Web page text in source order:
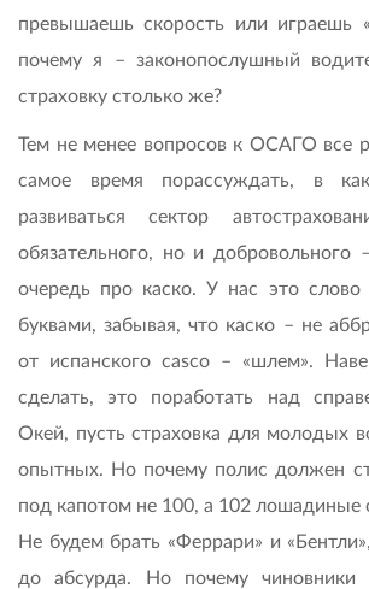
превышаешь скорость или играешь
почему я – законопослушный
страховку столько же?
Тем не менее вопросов к ОСАГО все
самое время порассуждать, в
развиваться сектор
обязательного, но и
очередь про каско. У нас это
буквами, забывая, что каско – не
от испанского casco – «шлем».
сделать, это поработать над
Окей, пусть страховка для молодых
опытных. Но почему полис должен
под капотом не 100, а 102 лошадиные
Не будем брать «Феррари» и
до абсурда. Но почему чиновники